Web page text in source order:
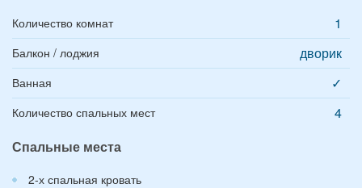
Количество комнат 1
Балкон / лоджия дворик
Ванная ✓
Количество спальных мест
4
Спальные места
2-х спальная кровать